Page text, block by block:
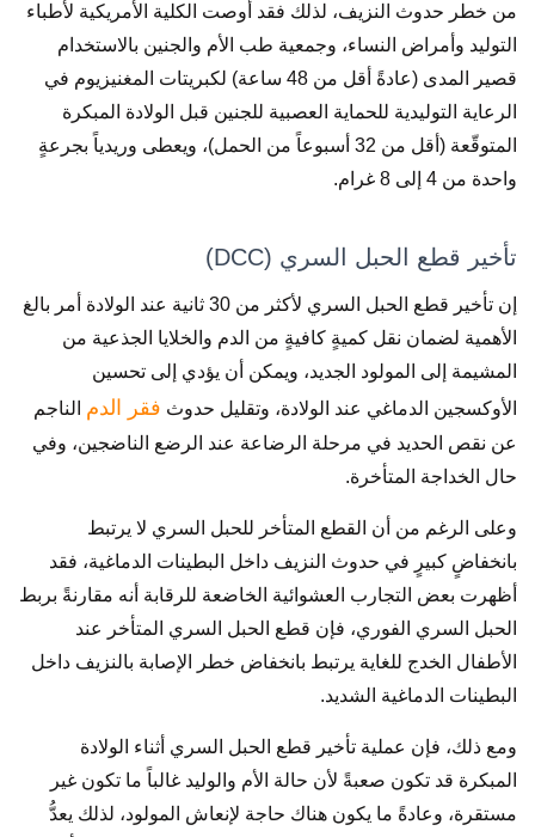
من خطر حدوث النزيف، لذلك فقد أوصت الكلية الأمريكية لأطباء
التوليد وأمراض النساء، وجمعية طب الأم والجنين بالاستخدام
قصير المدى (عادةً أقل من 48 ساعة) لكبريتات المغنيزيوم في
الرعاية التوليدية للحماية العصبية للجنين قبل الولادة المبكرة
المتوقّعة (أقل من 32 أسبوعاً من الحمل)، ويعطى وريدياً بجرعةٍ
واحدة من 4 إلى 8 غرام.
تأخير قطع الحبل السري (DCC)
إن تأخير قطع الحبل السري لأكثر من 30 ثانية عند الولادة أمر بالغ
الأهمية لضمان نقل كميةٍ كافيةٍ من الدم والخلايا الجذعية من
المشيمة إلى المولود الجديد، ويمكن أن يؤدي إلى تحسين
الأوكسجين الدماغي عند الولادة، وتقليل حدوث فقر الدم الناجم
عن نقص الحديد في مرحلة الرضاعة عند الرضع الناضجين، وفي
حال الخداجة المتأخرة.
وعلى الرغم من أن القطع المتأخر للحبل السري لا يرتبط
بانخفاضٍ كبيرٍ في حدوث النزيف داخل البطينات الدماغية، فقد
أظهرت بعض التجارب العشوائية الخاضعة للرقابة أنه مقارنةً بربط
الحبل السري الفوري، فإن قطع الحبل السري المتأخر عند
الأطفال الخدج للغاية يرتبط بانخفاض خطر الإصابة بالنزيف داخل
البطينات الدماغية الشديد.
ومع ذلك، فإن عملية تأخير قطع الحبل السري أثناء الولادة
المبكرة قد تكون صعبةً لأن حالة الأم والوليد غالباً ما تكون غير
مستقرة، وعادةً ما يكون هناك حاجة لإنعاش المولود، لذلك يعدُّ